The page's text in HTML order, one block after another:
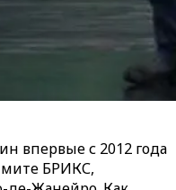
впервые с 2012 года
БРИКС,